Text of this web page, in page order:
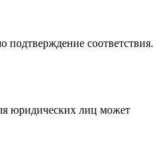
подтверждение соответствия.
юридических лиц может